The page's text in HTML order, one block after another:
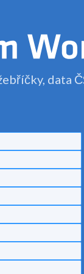
data